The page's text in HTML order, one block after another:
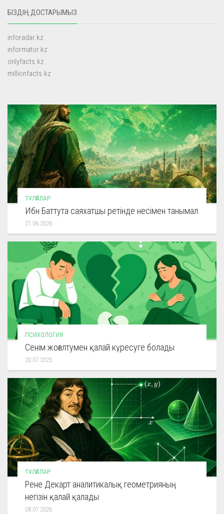
БІЗДІҢ ДОСТАРЫМЫЗ
inforadar.kz
informator.kz
onlyfacts.kz
millionfacts.kz
ТҰЛҒАЛАР
Ибн Баттута саяхатшы ретінде несімен танымал
21.06.2026
ПСИХОЛОГИЯ
Сенім жоғалтумен қалай күресуге болады
20.07.2025
ТҰЛҒАЛАР
Рене Декарт аналитикалық геометрияның
негізін қалай қалады
08.07.2026